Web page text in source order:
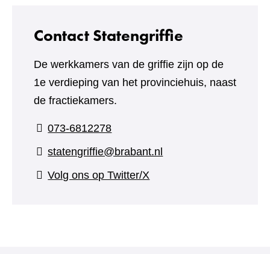
Contact Statengriffie
De werkkamers van de griffie zijn op de
1e verdieping van het provinciehuis, naast
de fractiekamers.
073-6812278
statengriffie@brabant.nl
Volg ons op Twitter/X